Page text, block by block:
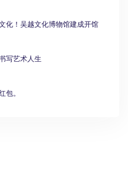
化！吴越文化博物馆建成开馆
写艺术人生
包。